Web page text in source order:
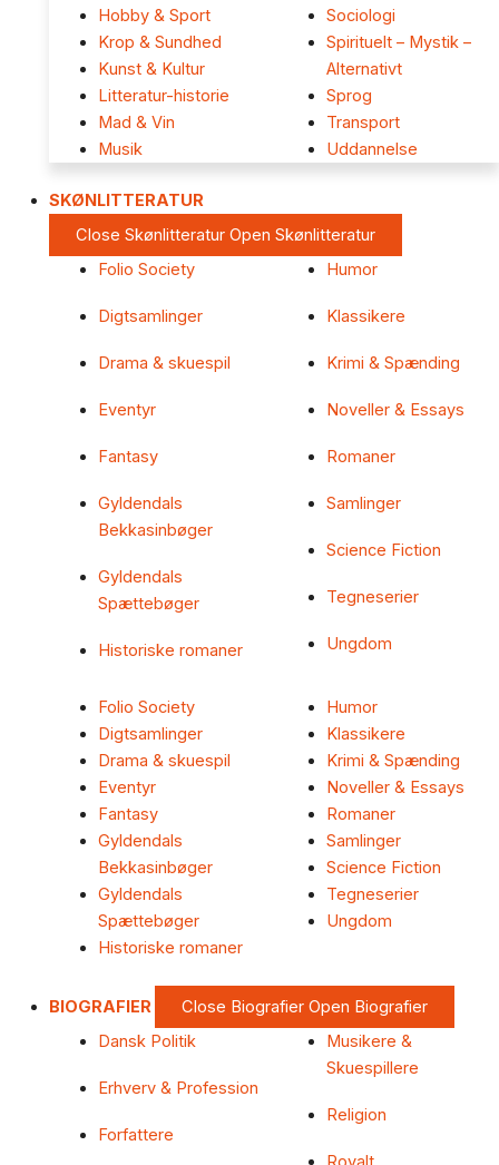
Hobby & Sport
Krop & Sundhed
Kunst & Kultur
Litteratur-historie
Mad & Vin
Musik
Sociologi
Spirituelt – Mystik –
Alternativt
Sprog
Transport
Uddannelse
SKØNLITTERATUR
Close Skønlitteratur Open Skønlitteratur
Folio Society
Digtsamlinger
Drama & skuespil
Eventyr
Fantasy
Gyldendals
Bekkasinbøger
Gyldendals
Spættebøger
Historiske romaner
Humor
Klassikere
Krimi & Spænding
Noveller & Essays
Romaner
Samlinger
Science Fiction
Tegneserier
Ungdom
Folio Society
Digtsamlinger
Drama & skuespil
Eventyr
Fantasy
Gyldendals
Bekkasinbøger
Gyldendals
Spættebøger
Historiske romaner
Humor
Klassikere
Krimi & Spænding
Noveller & Essays
Romaner
Samlinger
Science Fiction
Tegneserier
Ungdom
BIOGRAFIER Close Biografier Open Biografier
Dansk Politik
Erhverv & Profession
Forfattere
Musikere &
Skuespillere
Religion